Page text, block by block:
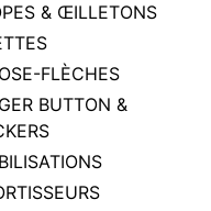
& ŒILLETONS
FLÈCHES
BUTTON &